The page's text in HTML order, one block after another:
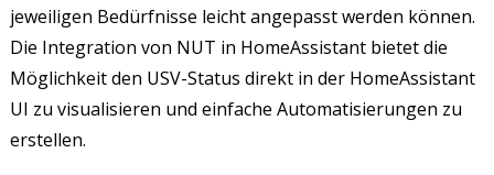
jeweiligen Bedürfnisse leicht angepasst werden können.
Die Integration von NUT in HomeAssistant bietet die
Möglichkeit den USV-Status direkt in der HomeAssistant
UI zu visualisieren und einfache Automatisierungen zu
erstellen.